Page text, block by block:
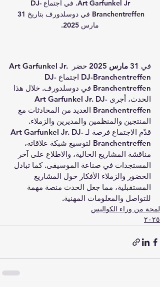
Art Garfunkel Jr. في اجتماع DJ-
مارس 2025.
في 31 مارس 2025 حضر
Art Garfunkel Jr.
DJ-Branchentreffen
اجتماع DJ-
Branchentreffen في دوسلدورف. خلال هذا
الحدث، أجرى Art Garfunkel Jr. DJ-
Branchentreffen العديد من المحادثات مع
المنتجين والمنظمين والمديرين والزملاء.
قدّم الاجتماع فرصة لـ Art Garfunkel Jr. DJ-
Branchentreffen لتوسيع شبكة علاقاته،
مناقشة المشاريع الحالية، والاطلاع على آخر
المستجدات في صناعة الموسيقى. كما تبادل
الحضور والزملاء الأفكار حول المشاريع
المستقبلية، مما جعل الحدث منصة مهمة
للتواصل والمعلومات المهنية.
لمحة من وراء الكواليس
٢٠٢٥